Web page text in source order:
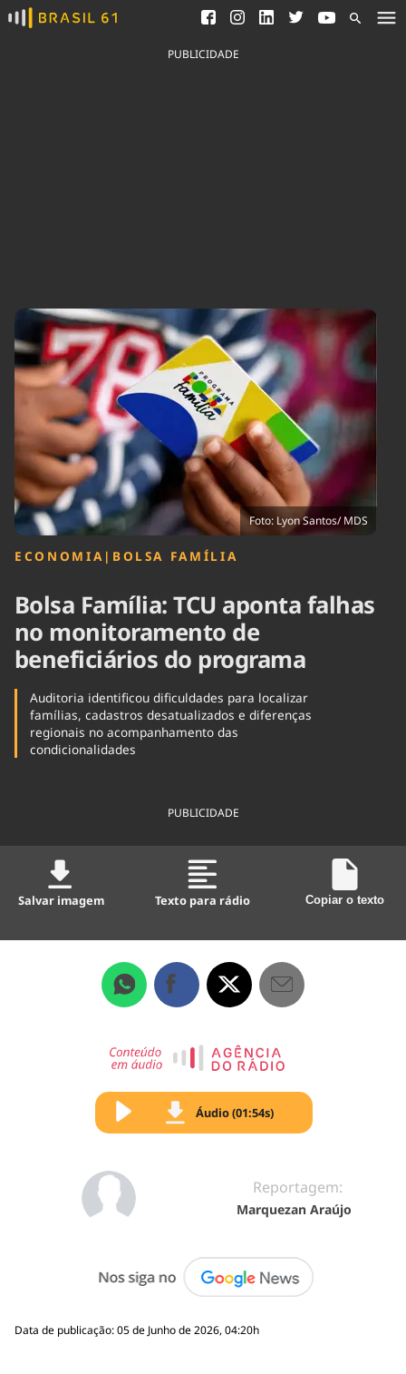
Ver todas as notícias
Saneamento
Indicadores
Agronegócios
Brasil
Brasil Mineral
Tecnologia
Cinema
Comportamento
Cultura
Economia
Educação
Infraestrutura
Internacional
Meio Ambiente
Podcast
Política
Saúde
Tempo
PUBLICIDADE
Foto: Lyon Santos/ MDS
ECONOMIA | BOLSA FAMÍLIA
Bolsa Família: TCU aponta falhas
no monitoramento de
beneficiários do programa
Auditoria identificou dificuldades para localizar
famílias, cadastros desatualizados e diferenças
regionais no acompanhamento das
condicionalidades
PUBLICIDADE
Salvar imagem Texto para rádio Copiar o texto
Áudio (01:54s)
Reportagem:
Marquezan Araújo
Data de publicação: 05 de Junho de 2026, 04:20h